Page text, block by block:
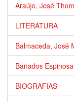
Araújo, José
LITERATURA
Balmaceda, José
Bañados
BIOGRAFIAS